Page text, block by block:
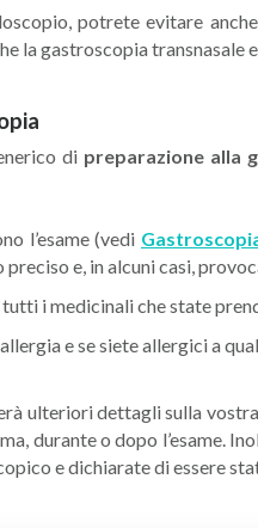
potrete evitare
la gastroscopia
di preparazione alla
l’esame (vedi
preciso e, in alcuni casi,
i medicinali che state
e se siete allergici a
ulteriori dettagli sulla
durante o dopo l’esame.
e dichiarate di essere